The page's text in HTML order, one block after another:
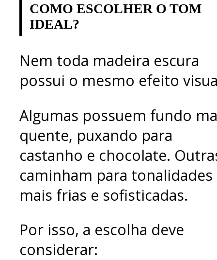
COMO ESCOLHER O TOM
IDEAL?
Nem toda madeira escura
possui o mesmo efeito
Algumas possuem fundo
quente, puxando para
castanho e chocolate.
caminham para tonalidades
mais frias e sofisticadas.
Por isso, a escolha deve
considerar: